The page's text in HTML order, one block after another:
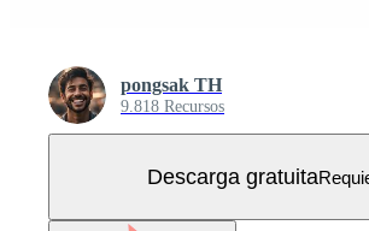
pongsak TH
9.818 Recursos
Descarga gratuita